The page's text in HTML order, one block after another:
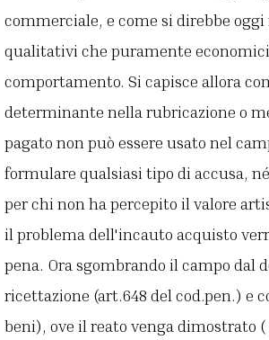
commerciale, e come si direbbe
qualitativi che puramente
comportamento. Si capisce allora
determinante nella rubricazione o
pagato non può essere usato nel
formulare qualsiasi tipo di accusa,
per chi non ha percepito il valore
il problema dell'incauto acquisto
pena. Ora sgombrando il campo dal
ricettazione (art.648 del cod.pen.) e
beni), ove il reato venga dimostrato